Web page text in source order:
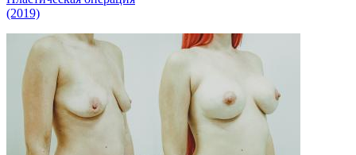
(2019)